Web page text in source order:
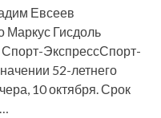
Евсеев
Маркус Гисдоль
Спорт-ЭкспрессСпорт-
52-летнего
10 октября. Срок